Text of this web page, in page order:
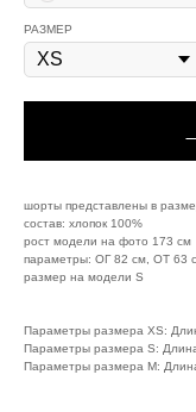
РАЗМЕР
шорты представлены в
cостав: хлопок 100%
рост модели на фото 173 см
параметры: ОГ 82 см, ОТ 63
размер на модели S
Параметры размера XS:
Параметры размера S:
Параметры размера M: